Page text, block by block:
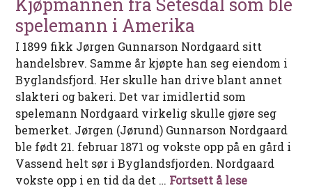
spelemann i Amerika
I 1899 fikk Jørgen Gunnarson Nordgaard sitt
handelsbrev. Samme år kjøpte han seg eiendom i
Byglandsfjord. Her skulle han drive blant annet
slakteri og bakeri. Det var imidlertid som
spelemann Nordgaard virkelig skulle gjøre seg
bemerket. Jørgen (Jørund) Gunnarson Nordgaard
ble født 21. februar 1871 og vokste opp på en gård i
Vassend helt sør i Byglandsfjorden. Nordgaard
vokste opp i en tid da det … Fortsett å lese